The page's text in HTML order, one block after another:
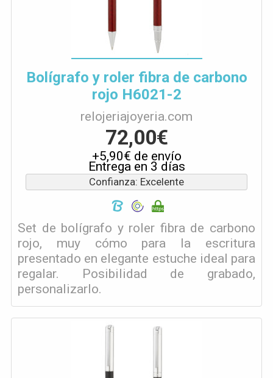
Bolígrafo y roler fibra de carbono
rojo H6021-2
relojeriajoyeria.com
72,00€
+5,90€ de envío
Entrega en 3 días
Confianza: Excelente
Set de bolígrafo y roler fibra de carbono
rojo, muy cómo para la escritura
presentado en elegante estuche ideal para
regalar. Posibilidad de grabado,
personalizarlo.